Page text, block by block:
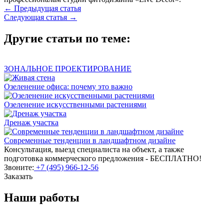
← Предыдущая статья
Следующая статья →
Другие статьи по теме:
ЗОНАЛЬНОЕ ПРОЕКТИРОВАНИЕ
Озеленение офиса: почему это важно
Озеленение искусственными растениями
Дренаж участка
Современные тенденции в ландшафтном дизайне
Консультация, выезд специалиста на объект, а также
подготовка коммерческого предложения - БЕСПЛАТНО!
Звоните: +7 (495) 966-12-56
Заказать
Наши работы